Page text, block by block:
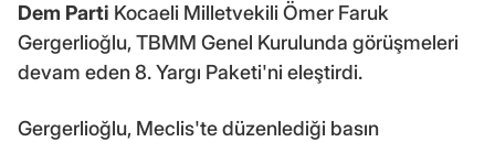
Dem Parti Kocaeli Milletvekili Ömer Faruk
Gergerlioğlu, TBMM Genel Kurulunda görüşmeleri
devam eden 8. Yargı Paketi'ni eleştirdi.
Gergerlioğlu, Meclis'te düzenlediği basın